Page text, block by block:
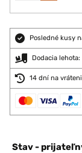
Posledné kusy
Dodacia
14 dní na
Stav -